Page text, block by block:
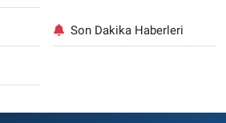
Son Dakika Haberleri